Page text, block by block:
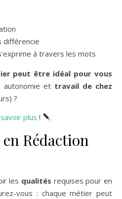
différencie
à travers les mots
peut être idéal pour vous
autonomie et travail de chez
?
plus !
Rédaction
les qualités requises pour en
vous : chaque métier peut